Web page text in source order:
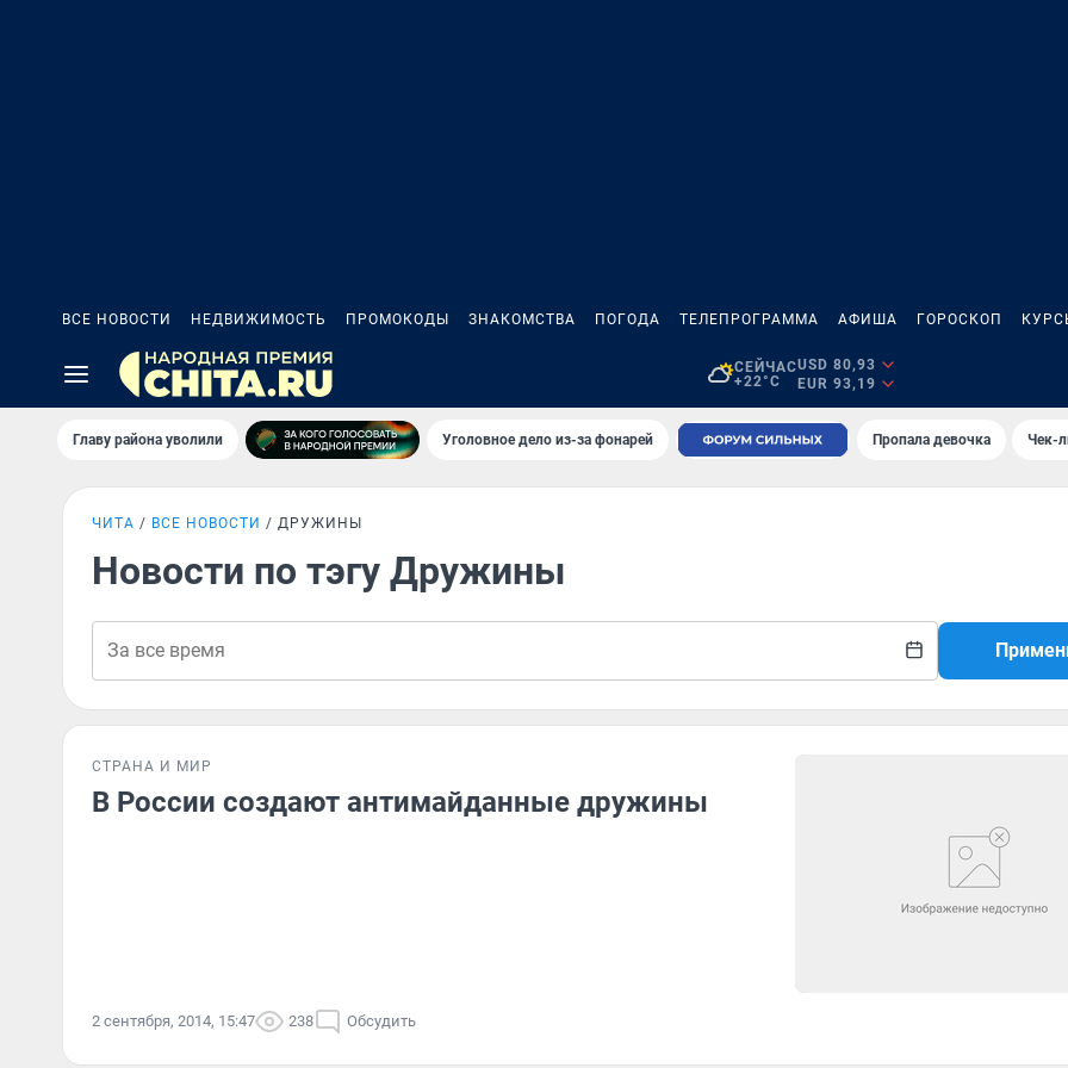
ВСЕ НОВОСТИ НЕДВИЖИМОСТЬ ПРОМОКОДЫ ЗНАКОМСТВА ПОГОДА ТЕЛЕПРОГРАММА АФИША ГОРОСКОП
СЕЙЧАС
+22°C
USD 80,93
EUR 93,19
Главу района уволили Уголовное дело из-за фонарей Пропала девочка Чек-
ЧИТА ВСЕ НОВОСТИ ДРУЖИНЫ
Новости по тэгу Дружины
СТРАНА И МИР
В России создают антимайданные дружины
2 сентября, 2014, 15:47 238 Обсудить